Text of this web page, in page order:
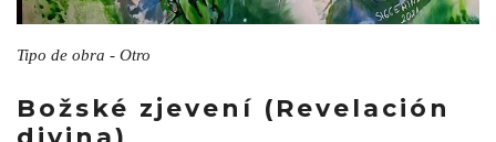
Tipo de obra - Otro
Božské zjevení (Revelación